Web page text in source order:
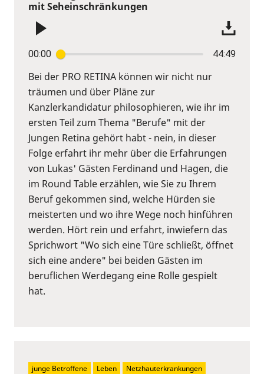
mit Seheinschränkungen
00:00 44:49
Bei der PRO RETINA können wir nicht nur
träumen und über Pläne zur
Kanzlerkandidatur philosophieren, wie ihr im
ersten Teil zum Thema "Berufe" mit der
Jungen Retina gehört habt - nein, in dieser
Folge erfahrt ihr mehr über die Erfahrungen
von Lukas' Gästen Ferdinand und Hagen, die
im Round Table erzählen, wie Sie zu Ihrem
Beruf gekommen sind, welche Hürden sie
meisterten und wo ihre Wege noch hinführen
werden. Hört rein und erfahrt, inwiefern das
Sprichwort "Wo sich eine Türe schließt, öffnet
sich eine andere" bei beiden Gästen im
beruflichen Werdegang eine Rolle gespielt
hat.
junge Betroffene Leben
Netzhauterkrankungen